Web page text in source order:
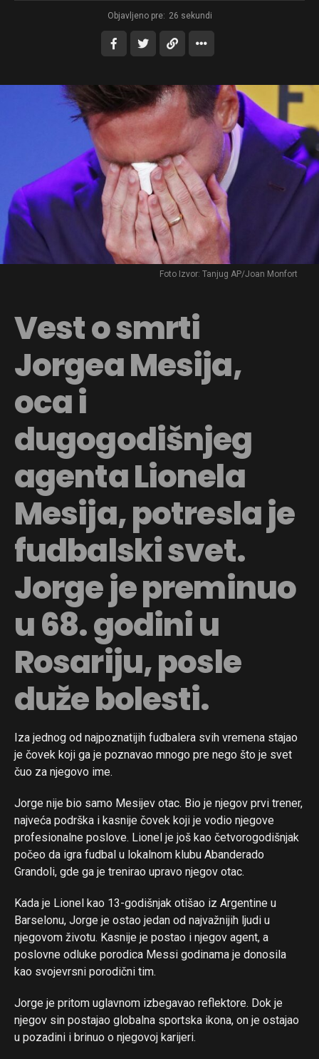
Objavljeno pre: 26 sekundi
Foto Izvor: Tanjug AP/Joan Monfort
Vest o smrti
Jorgea Mesija,
oca i
dugogodišnjeg
agenta Lionela
Mesija, potresla je
fudbalski svet.
Jorge je preminuo
u 68. godini u
Rosariju, posle
duže bolesti.
Iza jednog od najpoznatijih fudbalera svih vremena stajao
je čovek koji ga je poznavao mnogo pre nego što je svet
čuo za njegovo ime.
Jorge nije bio samo Mesijev otac. Bio je njegov prvi trener,
najveća podrška i kasnije čovek koji je vodio njegove
profesionalne poslove. Lionel je još kao četvorogodišnjak
počeo da igra fudbal u lokalnom klubu Abanderado
Grandoli, gde ga je trenirao upravo njegov otac.
Kada je Lionel kao 13-godišnjak otišao iz Argentine u
Barselonu, Jorge je ostao jedan od najvažnijih ljudi u
njegovom životu. Kasnije je postao i njegov agent, a
poslovne odluke porodica Messi godinama je donosila
kao svojevrsni porodični tim.
Jorge je pritom uglavnom izbegavao reflektore. Dok je
njegov sin postajao globalna sportska ikona, on je ostajao
u pozadini i brinuo o njegovoj karijeri.